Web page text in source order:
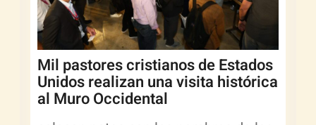
Mil pastores cristianos de Estados
Unidos realizan una visita histórica
al Muro Occidental